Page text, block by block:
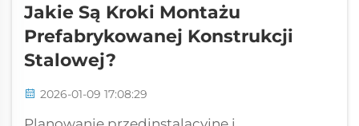
Jakie Są Kroki Montażu
Prefabrykowanej Konstrukcji
Stalowej?
2026-01-09 17:08:29